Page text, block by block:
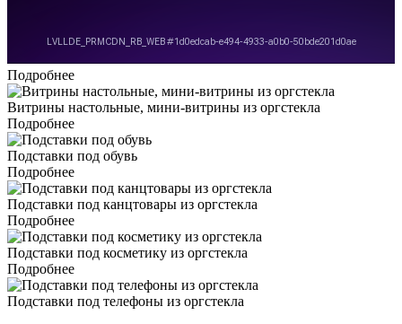
Подробнее
Витрины настольные, мини-витрины из оргстекла
Подробнее
Подставки под обувь
Подробнее
Подставки под канцтовары из оргстекла
Подробнее
Подставки под косметику из оргстекла
Подробнее
Подставки под телефоны из оргстекла